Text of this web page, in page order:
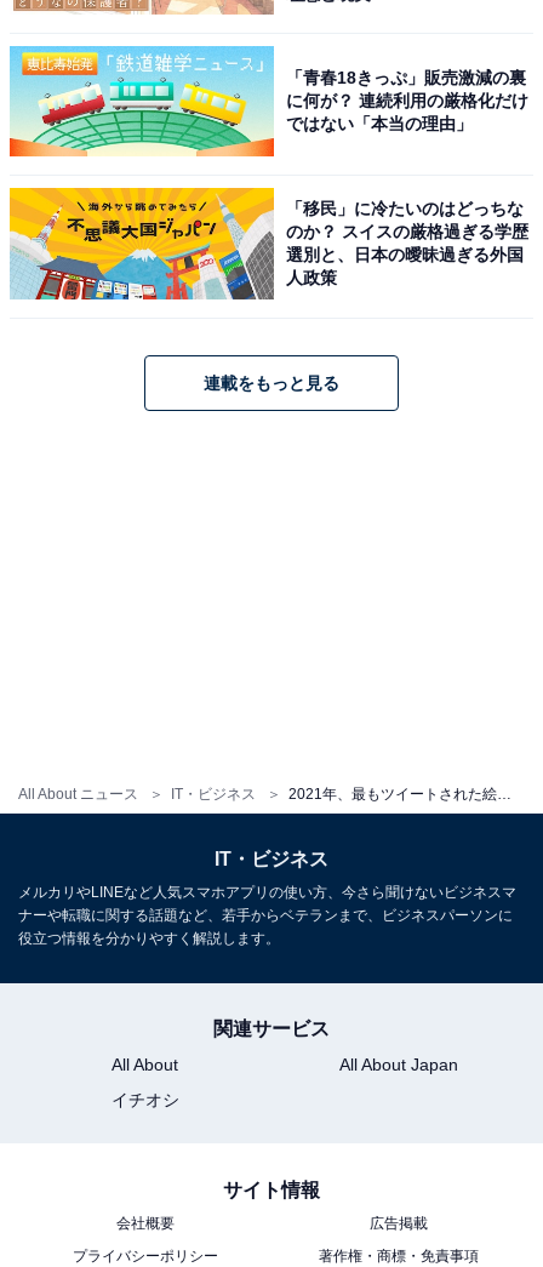
All About ニュース IT・ビジネス
「青春18きっぷ」販売激減の裏
に何が？ 連続利用の厳格化だけ
ではない「本当の理由」
「移民」に冷たいのはどっちな
のか？ スイスの厳格過ぎる学歴
選別と、日本の曖昧過ぎる外国
人政策
連載をもっと見る
IT・ビジネス
メルカリやLINEなど人気スマホアプリの使い方、今さら聞けないビジネスマ
ナーや転職に関する話題など、若手からベテランまで、ビジネスパーソンに
役立つ情報を分かりやすく解説します。
関連サービス
All About
All About Japan
イチオシ
サイト情報
会社概要
広告掲載
プライバシーポリシー
著作権・商標・免責事項